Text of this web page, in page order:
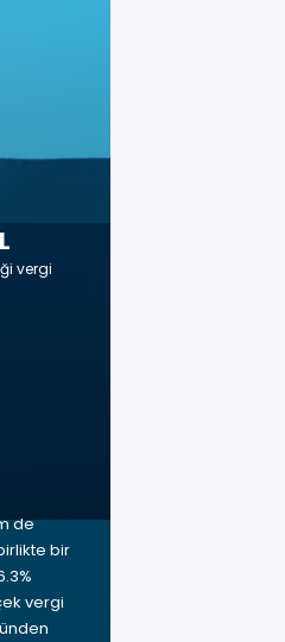
vergi
de
bir
vergi